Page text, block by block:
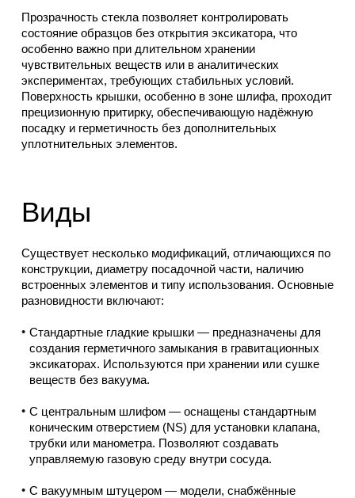
Прозрачность стекла позволяет контролировать
состояние образцов без открытия эксикатора, что
особенно важно при длительном хранении
чувствительных веществ или в аналитических
экспериментах, требующих стабильных условий.
Поверхность крышки, особенно в зоне шлифа, проходит
прецизионную притирку, обеспечивающую надёжную
посадку и герметичность без дополнительных
уплотнительных элементов.
Виды
Существует несколько модификаций, отличающихся по
конструкции, диаметру посадочной части, наличию
встроенных элементов и типу использования. Основные
разновидности включают:
Стандартные гладкие крышки — предназначены для
создания герметичного замыкания в гравитационных
эксикаторах. Используются при хранении или сушке
веществ без вакуума.
С центральным шлифом — оснащены стандартным
коническим отверстием (NS) для установки клапана,
трубки или манометра. Позволяют создавать
управляемую газовую среду внутри сосуда.
С вакуумным штуцером — модели, снабжённые